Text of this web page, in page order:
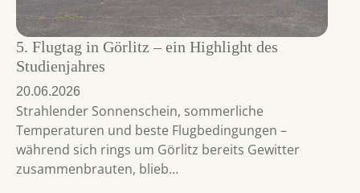
5. Flugtag in Görlitz – ein Highlight des
Studienjahres
20.06.2026
Strahlender Sonnenschein, sommerliche
Temperaturen und beste Flugbedingungen –
während sich rings um Görlitz bereits Gewitter
zusammenbrauten, blieb…